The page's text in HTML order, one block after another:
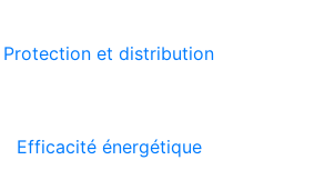
Protection et distribution
Efficacité énergétique